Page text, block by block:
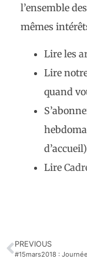
l’ensemble
mêmes
Lire les
Lire
quand
Lire
PREVIOUS